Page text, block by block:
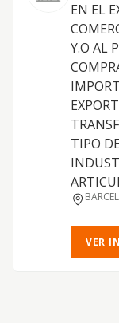
EN EL
Y.O AL
TIPO
VER